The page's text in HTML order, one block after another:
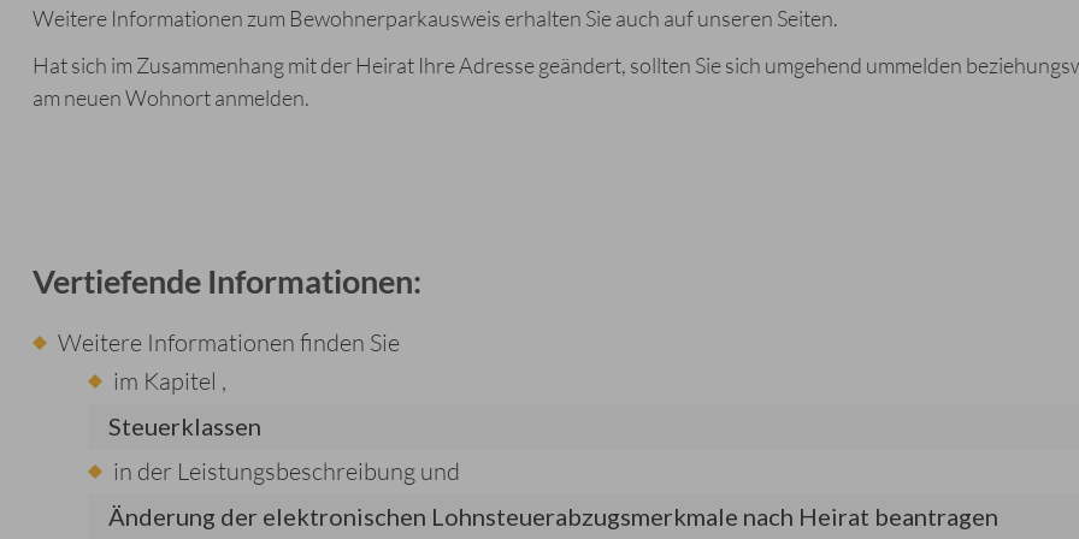
Weitere Informationen zum Bewohnerparkausweis erhalten Sie auch auf unseren Seiten.
Hat sich im Zusammenhang mit der Heirat Ihre Adresse geändert, sollten Sie sich umgehend ummelden
am neuen Wohnort anmelden.
Vertiefende Informationen:
Weitere Informationen finden Sie
im Kapitel
Steuerklassen
,
in der Leistungsbeschreibung
Änderung der elektronischen Lohnsteuerabzugsmerkmale nach Heirat beantragen
und